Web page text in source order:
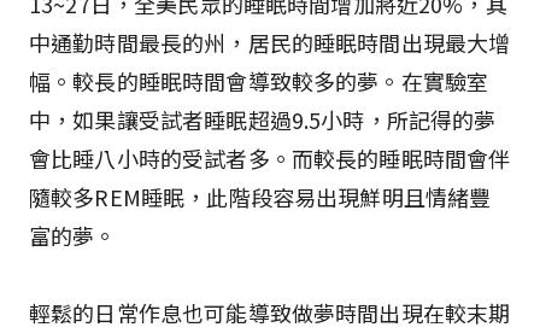
中通勤時間最長的州，居民的睡眠時間出現最大增
幅。較長的睡眠時間會導致較多的夢。在實驗室
中，如果讓受試者睡眠超過9.5小時，所記得的夢
會比睡八小時的受試者多。而較長的睡眠時間會伴
隨較多REM睡眠，此階段容易出現鮮明且情緒豐
富的夢。
輕鬆的日常作息也可能導致做夢時間出現在較末期